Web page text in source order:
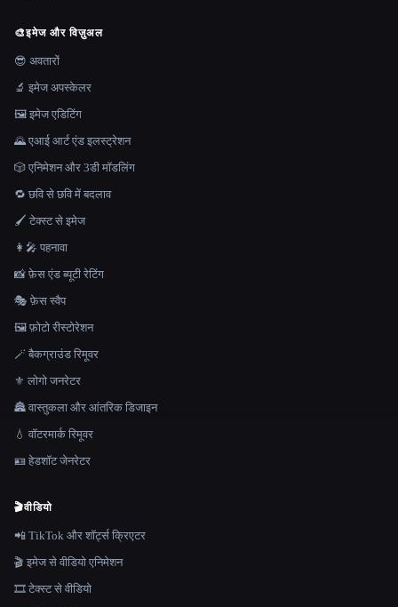
🎨इमेज और विज़ुअल
😎 अवतारों
🔬 इमेज अपस्केलर
🖼️ इमेज एडिटिंग
🌄 एआई आर्ट एंड इलस्ट्रेशन
🎲 एनिमेशन और 3डी मॉडलिंग
🔁 छवि से छवि में बदलाव
🖌️ टेक्स्ट से इमेज
👩‍🎤 पहनावा
📸 फ़ेस एंड ब्यूटी रेटिंग
🎭 फ़ेस स्वैप
🖼️ फ़ोटो रीस्टोरेशन
🪄 बैकग्राउंड रिमूवर
⚜️ लोगो जनरेटर
🏯 वास्तुकला और आंतरिक डिजाइन
💧 वॉटरमार्क रिमूवर
🪪 हेडशॉट जेनरेटर
🎬वीडियो
📲 TikTok और शॉर्ट्स क्रिएटर
🎬 इमेज से वीडियो एनिमेशन
🎞️ टेक्स्ट से वीडियो